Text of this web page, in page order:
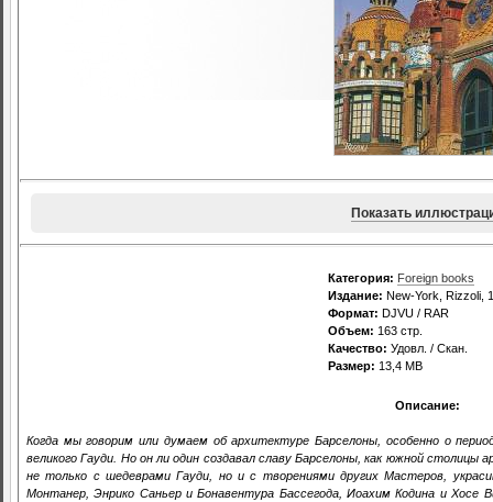
Показать
Категория: Foreign books
Издание: New-York, Rizzoli,
Формат: DJVU / RAR
Объем: 163 стр.
Качество: Удовл. / Скан.
Размер: 13,4 MB
Описание:
Когда мы говорим или думаем об архитектуре Барселоны, особенно о
великого Гауди. Но он ли один создавал славу Барселоны, как южной
не только с шедеврами Гауди, но и с творениями других Мастеров,
Монтанер, Энрико Саньер и Бонавентура Бассегода, Иоахим Кодина и Хосе